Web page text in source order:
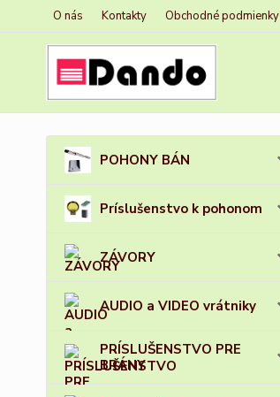
O nás Kontakty Obchodné podmienky
POHONY BÁN
Príslušenstvo k pohonom
ZÁVORY
AUDIO a VIDEO vrátniky
PRÍSLUŠENSTVO PRE
BRÁNY